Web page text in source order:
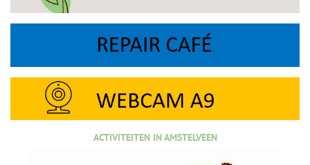
ACTIVITEITEN IN AMSTELVEEN